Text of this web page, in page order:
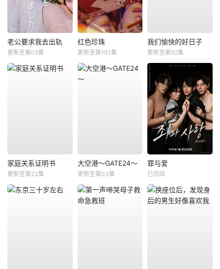
老公要求我去出轨
更新至第05集
红色珍珠
更新至第101集
我们愉快的好日子
更新至第92集
家庭关系证明书
更新至第23集
大空港～GATE24～
更新至第03集
罪与爱
已完结